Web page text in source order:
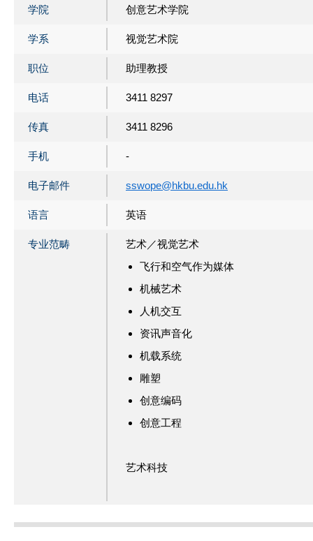
学院 创意艺术学院
学系 视觉艺术院
职位 助理教授
电话 3411 8297
传真 3411 8296
手机 -
电子邮件 sswope@hkbu.edu.hk
语言 英语
专业范畴
艺术／视觉艺术
飞行和空气作为媒体
机械艺术
人机交互
资讯声音化
机载系统
雕塑
创意编码
创意工程
艺术科技